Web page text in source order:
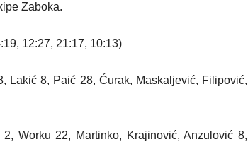
Zaboka.
12:27, 21:17, 10:13)
Lakić 8, Paić 28, Ćurak, Maskaljević, Filipović,
Worku 22, Martinko, Krajinović, Anzulović 8,